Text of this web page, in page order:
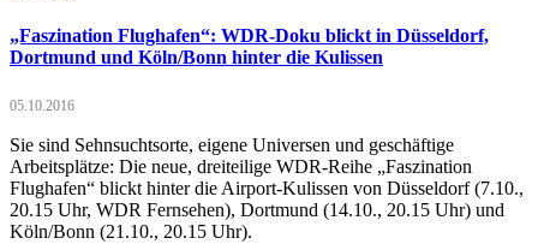
„Faszination Flughafen“: WDR-Doku blickt in Düsseldorf,
Dortmund und Köln/Bonn hinter die Kulissen
05.10.2016
Sie sind Sehnsuchtsorte, eigene Universen und geschäftige
Arbeitsplätze: Die neue, dreiteilige WDR-Reihe „Faszination
Flughafen“ blickt hinter die Airport-Kulissen von Düsseldorf (7.10.,
20.15 Uhr, WDR Fernsehen), Dortmund (14.10., 20.15 Uhr) und
Köln/Bonn (21.10., 20.15 Uhr).